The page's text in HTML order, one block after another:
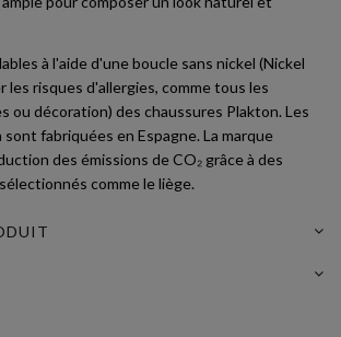
à l'aide d'une boucle sans nickel (Nickel
les risques d'allergies, comme tous les
ou décoration) des chaussures Plakton. Les
fabriquées en Espagne. La marque
des émissions de CO₂ grâce à des
comme le liège.